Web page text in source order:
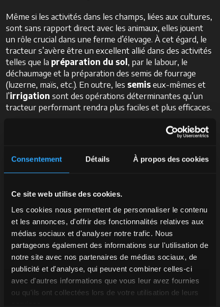
Consentement Détails À propos des cookies
Ce site web utilise des cookies.
Les cookies nous permettent de personnaliser le contenu
et les annonces, d'offrir des fonctionnalités relatives aux
médias sociaux et d'analyser notre trafic. Nous
partageons également des informations sur l'utilisation de
notre site avec nos partenaires de médias sociaux, de
publicité et d'analyse, qui peuvent combiner celles-ci
avec d'autres informations que vous leur avez fournies
ou qu'ils ont collectées lors de votre utilisation de leurs
Même si les activités dans les champs, liées aux cultures,
sont sans rapport direct avec les animaux, elles jouent
un rôle crucial dans une ferme d’élevage. À cet égard, le
tracteur s’avère être un excellent allié dans des activités
telles que la préparation du sol, par le labour, le
déchaumage et la préparation des semis de fourrage
(luzerne, maïs, etc.). En outre, les semiseux-mêmes et
l’irrigation sont des opérations déterminantes qu’un
tracteur performant rendra plus faciles et plus efficaces.
elle-même est une tâche d’une
précise grâce aux différents outils qui peuvent être
installés sur un tracteur.
Quant aux opérations qui, dans une ferme bovine,
de qualité trouve une large application. Ladistribution
du fourrageest fondamentale pour assurer une
alimentation adéquate du bétail, cette tâche devenant
plus facile grâce aux tracteurs équipés de chariots
mélangeurs, capables de mélanger et de distribuer le
fourrage de manière homogène.
Lagestion du fumier revêt également une importance